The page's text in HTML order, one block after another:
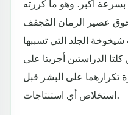
أكبر. وهو ما كررته
عصير الرمان المُجفف
الجلد التي تسببها
الدراستين أجريتا على
تكرارهما على البشر قبل
استخلاص أي استنتاجات.